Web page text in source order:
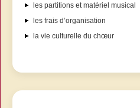
les partitions et matériel musical
les frais d’organisation
la vie culturelle du chœur